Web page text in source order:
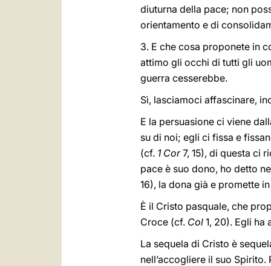
diuturna della pace; non
orientamento e di
3. E che cosa proponete in
attimo gli occhi di tutti gli
guerra cesserebbe.
Sì, lasciamoci affascinare,
E la persuasione ci viene
su di noi; egli ci fissa e
(cf. 1 Cor7, 15), di questa ci
pace è suo dono, ho detto
16), la dona già e promette
È il Cristo pasquale, che
Croce (cf. Col 1, 20). Egli
La sequela di Cristo è
nell’accogliere il suo